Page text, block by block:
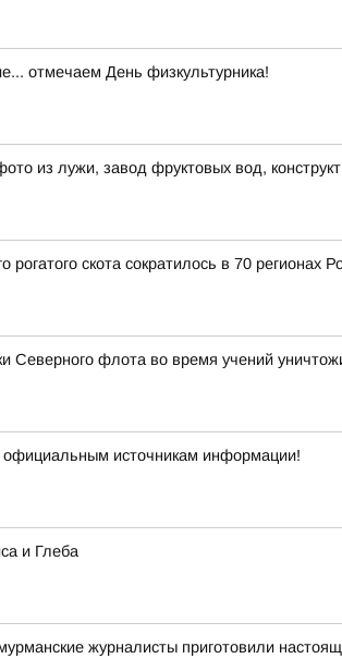
отмечаем День физкультурника!
из лужи, завод фруктовых вод,
рогатого скота сократилось в 70 регионах
Северного флота во время учений
официальным источникам информации!
и Глеба
журналисты приготовили